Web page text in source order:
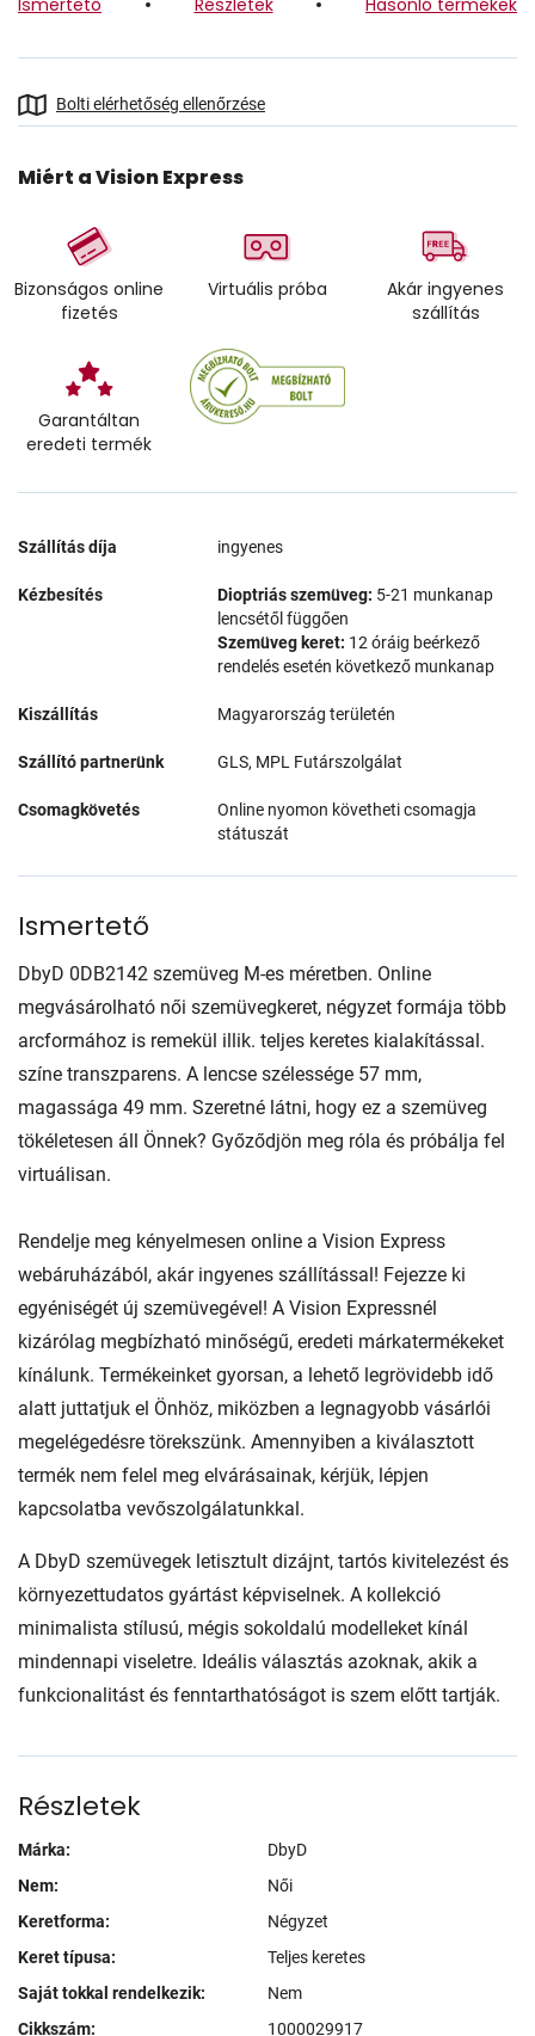
Bolti elérhetőség ellenőrzése
Miért a Vision Express
Bizonságos online
fizetés
Virtuális próba
Akár ingyenes
szállítás
Garantáltan
eredeti termék
Szállítás díja ingyenes
Kézbesítés Dioptriás szemüveg: 5-21 munkanap
lencsétől függően
Szemüveg keret: 12 óráig beérkező
rendelés esetén következő munkanap
Kiszállítás Magyarország területén
Szállító partnerünk GLS, MPL Futárszolgálat
Csomagkövetés
Online nyomon követheti csomagja
státuszát
Ismertető
DbyD 0DB2142 szemüveg M-es méretben. Online
megvásárolható női szemüvegkeret, négyzet formája több
arcformához is remekül illik. teljes keretes kialakítással.
színe transzparens. A lencse szélessége 57 mm,
magassága 49 mm. Szeretné látni, hogy ez a szemüveg
tökéletesen áll Önnek? Győződjön meg róla és próbálja fel
virtuálisan.
Rendelje meg kényelmesen online a Vision Express
webáruházából, akár ingyenes szállítással! Fejezze ki
egyéniségét új szemüvegével! A Vision Expressnél
kizárólag megbízható minőségű, eredeti márkatermékeket
kínálunk. Termékeinket gyorsan, a lehető legrövidebb idő
alatt juttatjuk el Önhöz, miközben a legnagyobb vásárlói
megelégedésre törekszünk. Amennyiben a kiválasztott
termék nem felel meg elvárásainak, kérjük, lépjen
kapcsolatba vevőszolgálatunkkal.
A DbyD szemüvegek letisztult dizájnt, tartós kivitelezést és
környezettudatos gyártást képviselnek. A kollekció
minimalista stílusú, mégis sokoldalú modelleket kínál
mindennapi viseletre. Ideális választás azoknak, akik a
funkcionalitást és fenntarthatóságot is szem előtt tartják.
Részletek
Márka:
DbyD
Nem:
Női
Keretforma:
Négyzet
Keret típusa:
Teljes keretes
Saját tokkal rendelkezik:
Nem
Cikkszám:
1000029917